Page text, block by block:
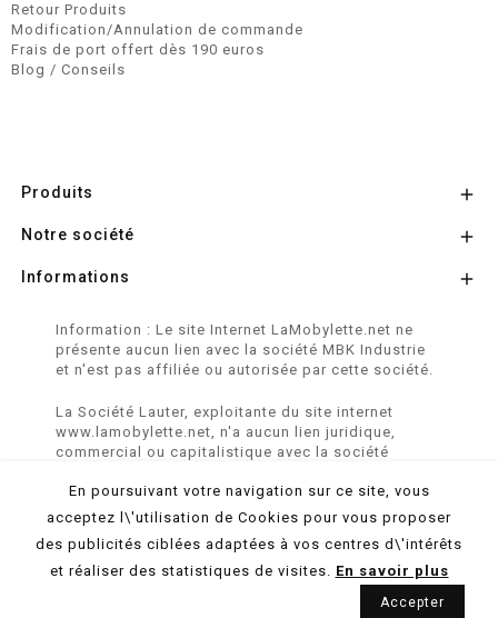
Retour Produits
Modification/Annulation de commande
Frais de port offert dès 190 euros
Blog / Conseils
Produits 
Notre société 
Informations 
Information : Le site Internet LaMobylette.net ne
présente aucun lien avec la société MBK Industrie
et n'est pas affiliée ou autorisée par cette société.
La Société Lauter, exploitante du site internet
www.lamobylette.net, n'a aucun lien juridique,
commercial ou capitalistique avec la société
marques SOLEX, VELOSOLEX, SOLEXINE et E-
SOLEX.
© 2026 LaMobylette.Net - Réalisation : ProduNet Informatique
En poursuivant votre navigation sur ce site, vous
acceptez l\'utilisation de Cookies pour vous proposer
des publicités ciblées adaptées à vos centres d\'intérêts
et réaliser des statistiques de visites. En savoir plus
Accepter